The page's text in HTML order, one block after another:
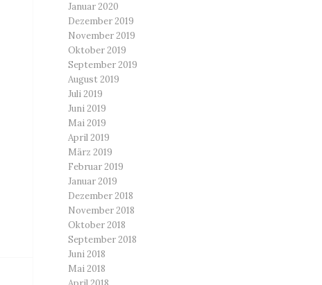
Januar 2020
Dezember 2019
November 2019
Oktober 2019
September 2019
August 2019
Juli 2019
Juni 2019
Mai 2019
April 2019
März 2019
Februar 2019
Januar 2019
Dezember 2018
November 2018
Oktober 2018
September 2018
Juni 2018
Mai 2018